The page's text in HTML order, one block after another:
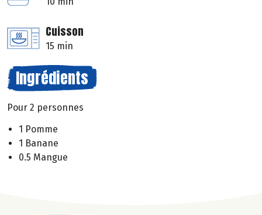
Cuisson
15 min
Ingrédients
Pour 2 personnes
1 Pomme
1 Banane
0.5 Mangue